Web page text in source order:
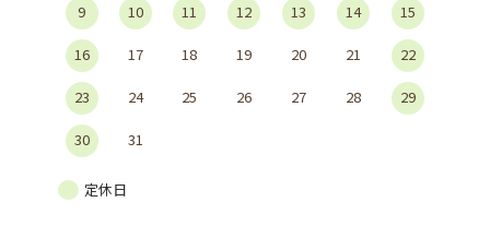
9 10 11 12 13 14 15
16 17 18 19 20 21 22
23 24 25 26 27 28 29
30 31
定休日